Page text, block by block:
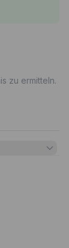
zu ermitteln.